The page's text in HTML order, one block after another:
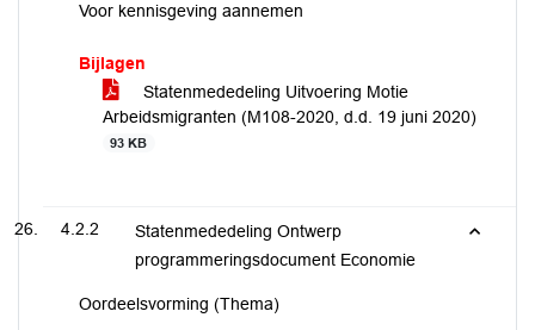
Voor kennisgeving aannemen
Bijlagen
Statenmededeling Uitvoering Motie
Arbeidsmigranten (M108-2020, d.d. 19 juni 2020)
93 KB
4.2.2
Statenmededeling Ontwerp
programmeringsdocument Economie
Oordeelsvorming (Thema)